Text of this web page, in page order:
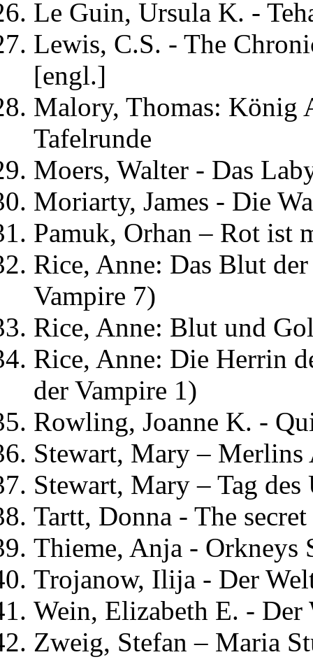
Le Guin, Ursula K. -
Lewis, C.S. - The
[engl.]
Malory, Thomas: König
Tafelrunde
Moers, Walter - Das
Moriarty, James - Die
Pamuk, Orhan – Rot ist
Rice, Anne: Das Blut
Vampire 7)
Rice, Anne: Blut und
Rice, Anne: Die Herrin
der Vampire 1)
Rowling, Joanne K. -
Stewart, Mary –
Stewart, Mary – Tag
Tartt, Donna - The
Thieme, Anja - Orkneys
Trojanow, Ilija - Der
Wein, Elizabeth E. -
Zweig, Stefan – Maria